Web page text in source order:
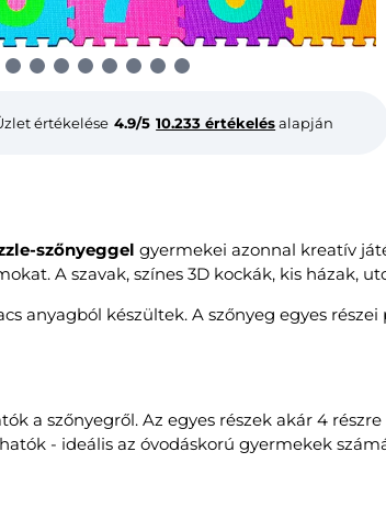
értékelése 4.9/5 10.233 értékelésalapján
szőnyeggel gyermekei azonnal kreatív
A szavak, színes 3D kockák, kis házak,
anyagból készültek. A szőnyeg egyes
a szőnyegről. Az egyes részek akár 4
- ideális az óvodáskorú gyermekek